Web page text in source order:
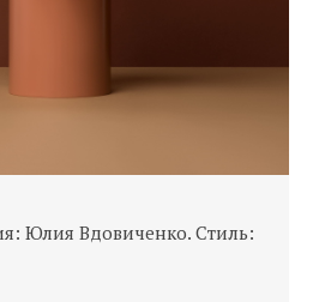
Юлия Вдовиченко. Стиль: